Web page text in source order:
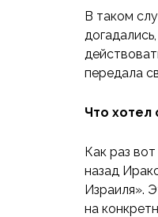
В таком
передала
Что хотел
Как раз
назад
Израиля».
на